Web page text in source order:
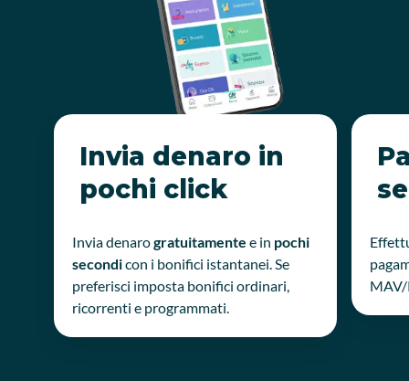
Invia denaro in
pochi click
Invia denarogratuitamente e in pochi
secondicon i bonifici istantanei. Se
preferisci imposta bonifici ordinari,
ricorrenti e programmati.
MAV/